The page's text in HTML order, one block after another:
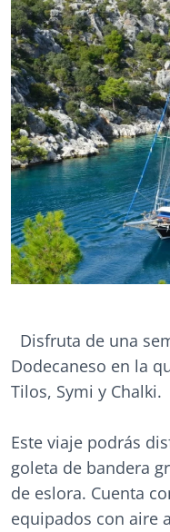
Disfruta de una
Dodecaneso en la
Tilos, Symi y Chalki.
Este viaje podrás
goleta de bandera
de eslora. Cuenta
equipados con aire